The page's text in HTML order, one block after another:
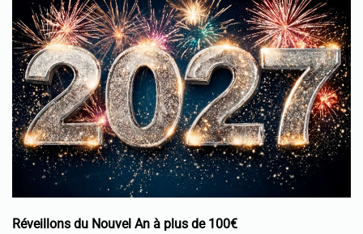
Réveillons du Nouvel An à plus de 100€